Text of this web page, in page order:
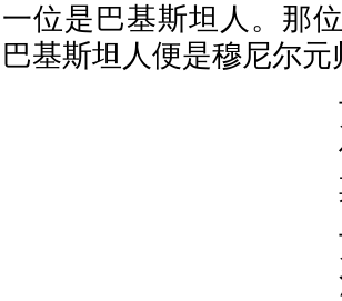
一位是巴基斯坦人。那
巴基斯坦人便是穆尼尔元